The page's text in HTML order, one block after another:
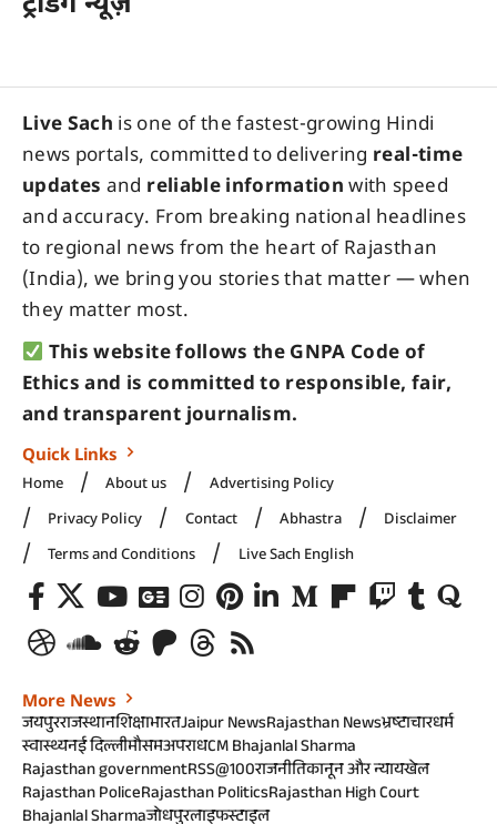
Live Sach is one of the fastest-growing Hindi
news portals, committed to delivering real-time
updates and reliable information with speed
and accuracy. From breaking national headlines
to regional news from the heart of Rajasthan
(India), we bring you stories that matter — when
they matter most.
This website follows the GNPA Code of
Ethics and is committed to responsible, fair,
and transparent journalism.
Quick Links
Home About us
Advertising Policy
Privacy Policy
Contact Abhastra
Disclaimer
Terms and Conditions
Live Sach English
More News
जयपुरराजस्थानशिक्षाभारतJaipur NewsRajasthan Newsभ्रष्टाचारधर्म
स्वास्थ्यनई दिल्लीमौसमअपराधCM Bhajanlal Sharma
Rajasthan governmentRSS@100राजनीतिकानून और न्यायखेल
Rajasthan PoliceRajasthan PoliticsRajasthan High Court
Bhajanlal Sharmaजोधपुरलाइफस्टाइल